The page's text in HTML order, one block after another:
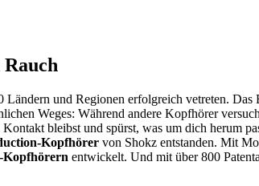
und Regionen erfolgreich vetreten.
Weges: Während andere Kopfhörer
bleibst und spürst, was um dich herum
Kopfhörer von Shokz entstanden. Mit
Kopfhörern entwickelt. Und mit über 800